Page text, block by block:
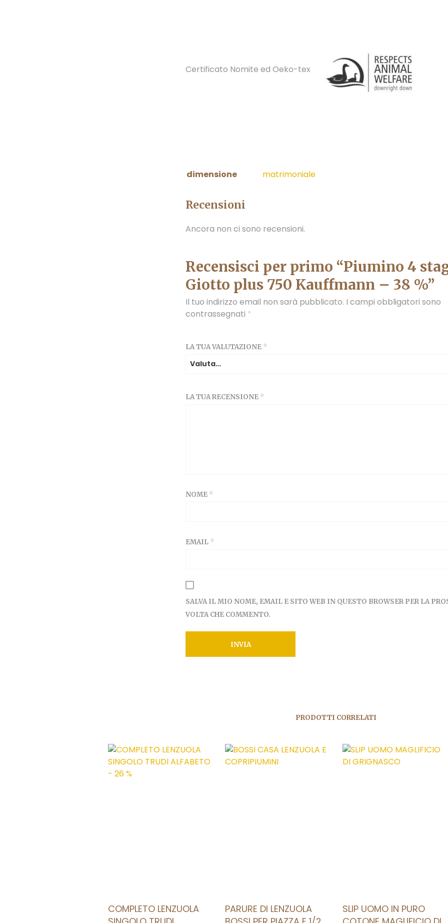
Certificato Nomite ed Oeko-tex
dimensione matrimoniale
Recensioni
Ancora non ci sono recensioni.
Recensisci per primo “Piumino 4
Giotto plus 750 Kauffmann – 38 %”
Il tuo indirizzo email non sarà pubblicato. I campi obbligatori sono
contrassegnati *
LA TUA VALUTAZIONE *
LA TUA RECENSIONE *
NOME *
EMAIL *
SALVA IL MIO NOME, EMAIL E SITO WEB IN QUESTO BROWSER PER LA
VOLTA CHE COMMENTO.
PRODOTTI CORRELATI
COMPLETO LENZUOLA
PARURE DI LENZUOLA
SLIP UOMO IN PURO